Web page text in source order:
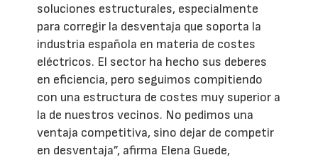
soluciones estructurales, especialmente
para corregir la desventaja que soporta la
industria española en materia de costes
eléctricos. El sector ha hecho sus deberes
en eficiencia, pero seguimos compitiendo
con una estructura de costes muy superior a
la de nuestros vecinos. No pedimos una
ventaja competitiva, sino dejar de competir
en desventaja”, afirma Elena Guede,